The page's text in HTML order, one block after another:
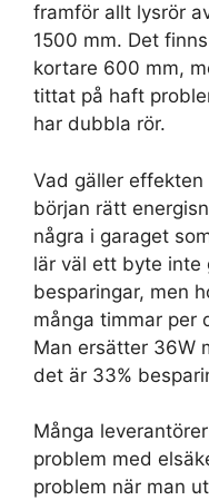
framför allt lysrör
1500 mm. Det
kortare 600 mm,
tittat på haft
har dubbla rör.
Vad gäller
början rätt
några i garaget
lär väl ett byte inte
besparingar, men
många timmar per
Man ersätter 36W
det är 33%
Många
problem med
problem när man